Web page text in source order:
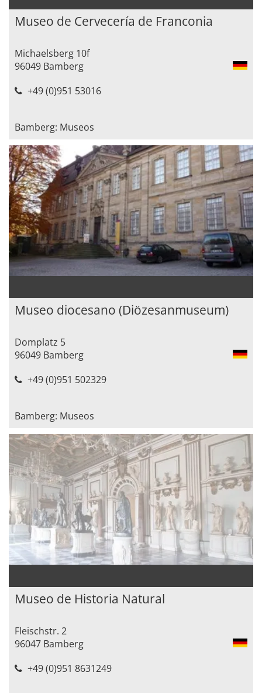
Museo de Cervecería de Franconia
Michaelsberg 10f
96049 Bamberg
+49 (0)951 53016
Bamberg: Museos
Museo diocesano (Diözesanmuseum)
Domplatz 5
96049 Bamberg
+49 (0)951 502329
Bamberg: Museos
Museo de Historia Natural
Fleischstr. 2
96047 Bamberg
+49 (0)951 8631249